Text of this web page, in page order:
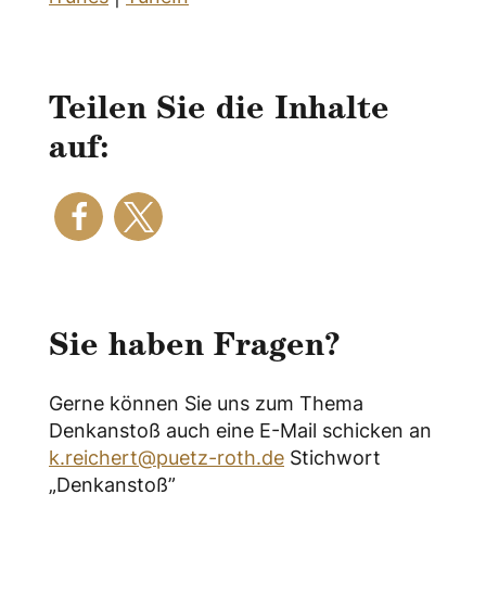
Teilen Sie die Inhalte
auf:
Sie haben Fragen?
Gerne können Sie uns zum Thema
Denkanstoß auch eine E-Mail schicken an
k.reichert@puetz-roth.de Stichwort
„Denkanstoß”